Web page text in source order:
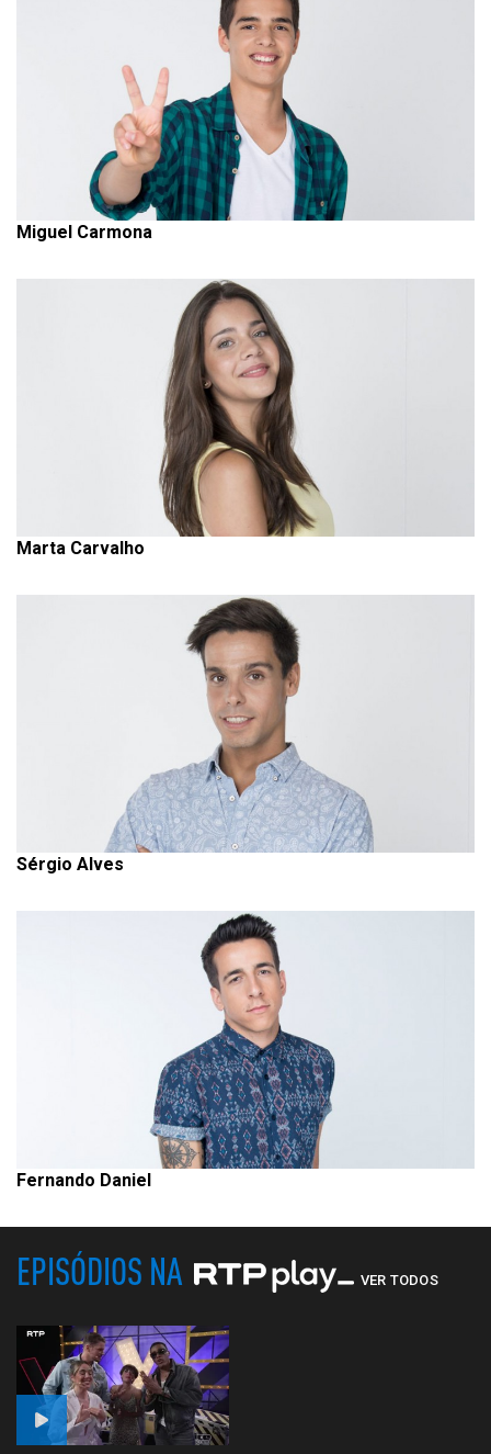
Miguel Carmona
Marta Carvalho
Sérgio Alves
Fernando Daniel
EPISÓDIOS NA VER TODOS